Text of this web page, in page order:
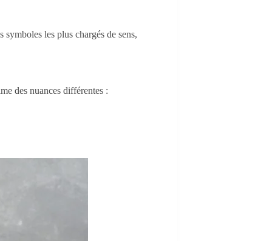
symboles les plus chargés de sens,
des nuances différentes :